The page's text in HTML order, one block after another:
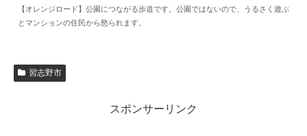
【オレンジロード】公園につながる歩道です。公園ではないので、うるさく遊ぶ
とマンションの住民から怒られます。
習志野市
スポンサーリンク